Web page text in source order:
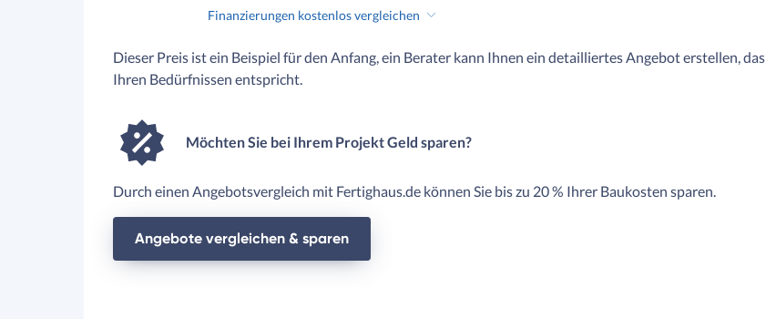
Finanzierungen kostenlos vergleichen
Dieser Preis ist ein Beispiel für den Anfang, ein Berater kann Ihnen ein detailliertes Angebot erstellen, das
Ihren Bedürfnissen entspricht.
Möchten Sie bei Ihrem Projekt Geld sparen?
Durch einen Angebotsvergleich mit Fertighaus.de können Sie bis zu 20 % Ihrer Baukosten sparen.
Angebote vergleichen & sparen